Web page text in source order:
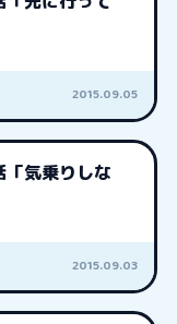
2015.09.05
気乗りしな
2015.09.03